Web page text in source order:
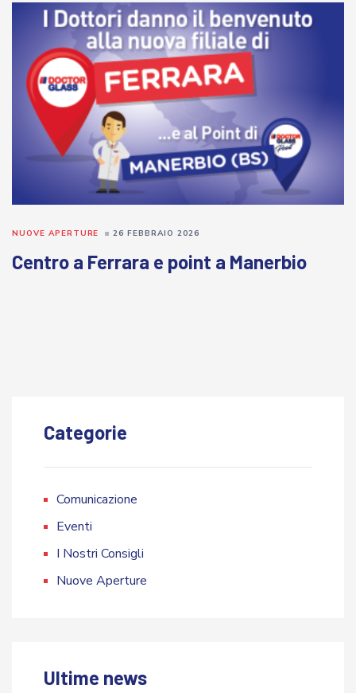
Centro a Ferrara e point a Manerbio
NUOVE APERTURE 26 FEBBRAIO 2026
Categorie
Comunicazione
Eventi
I Nostri Consigli
Nuove Aperture
Ultime news